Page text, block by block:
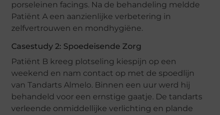
porseleinen facings. Na de behandeling meldde
Patiënt A een aanzienlijke verbetering in
zelfvertrouwen en mondhygiëne.
Casestudy 2: Spoedeisende Zorg
Patiënt B kreeg plotseling kiespijn op een
weekend en nam contact op met de spoedlijn
van Tandarts Almelo. Binnen een uur werd hij
behandeld voor een ernstige gaatje. De tandarts
verleende onmiddellijke verlichting en plande